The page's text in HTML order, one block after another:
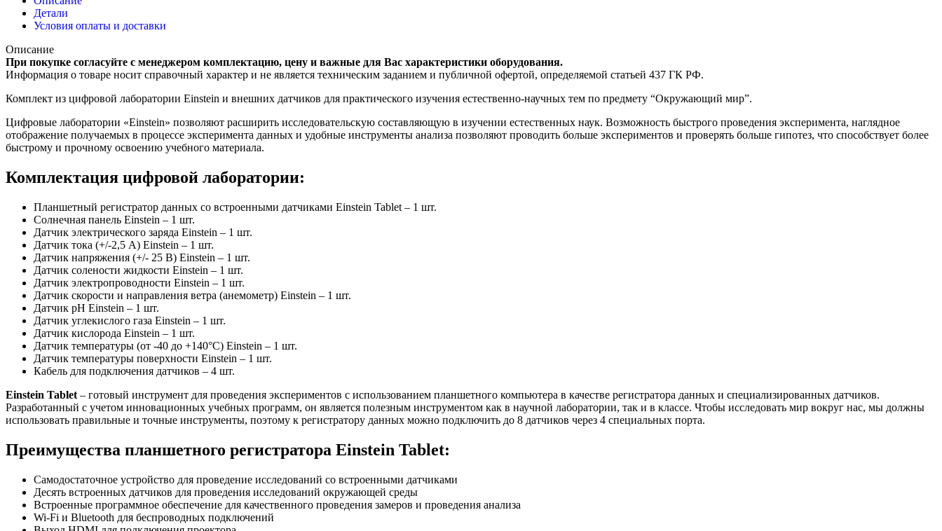
Детали
Условия оплаты и доставки
Описание
При покупке согласуйте с менеджером комплектацию, цену и важные для Вас характеристики оборудования.
Информация о товаре носит справочный характер и не является техническим заданием и публичной офертой, определяемой статьей 437 ГК РФ.
Комплект из цифровой лаборатории Einstein и внешних датчиков для практического изучения естественно-научных тем по предмету “Окружающий мир”.
Цифровые лаборатории «Einstein» позволяют расширить исследовательскую составляющую в изучении естественных наук. Возможность быстрого проведения эксперимента, наглядное
отображение получаемых в процессе эксперимента данных и удобные инструменты анализа позволяют проводить больше экспериментов и проверять больше гипотез, что способствует более
быстрому и прочному освоению учебного материала.
Комплектация цифровой лаборатории:
Планшетный регистратор данных со встроенными датчиками Einstein Tablet – 1 шт.
Солнечная панель Einstein – 1 шт.
Датчик электрического заряда Einstein – 1 шт.
Датчик тока (+/-2,5 A) Einstein – 1 шт.
Датчик напряжения (+/- 25 В) Einstein – 1 шт.
Датчик солености жидкости Einstein – 1 шт.
Датчик электропроводности Einstein – 1 шт.
Датчик скорости и направления ветра (анемометр) Einstein – 1 шт.
Датчик рН Einstein – 1 шт.
Датчик углекислого газа Einstein – 1 шт.
Датчик кислорода Einstein – 1 шт.
Датчик температуры (от -40 до +140°C) Einstein – 1 шт.
Датчик температуры поверхности Einstein – 1 шт.
Кабель для подключения датчиков – 4 шт.
Einstein Tablet – готовый инструмент для проведения экспериментов с использованием планшетного компьютера в качестве регистратора данных и специализированных датчиков.
Разработанный с учетом инновационных учебных программ, он является полезным инструментом как в научной лаборатории, так и в классе. Чтобы исследовать мир вокруг нас, мы должны
использовать правильные и точные инструменты, поэтому к регистратору данных можно подключить до 8 датчиков через 4 специальных порта.
Преимущества планшетного регистратора Einstein Tablet:
Самодостаточное устройство для проведение исследований со встроенными датчиками
Десять встроенных датчиков для проведения исследований окружающей среды
Встроенные программное обеспечение для качественного проведения замеров и проведения анализа
Wi-Fi и Bluetooth для беспроводных подключений